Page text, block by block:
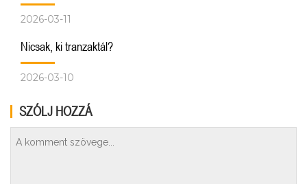
2026-03-11
Nicsak, ki tranzaktál?
2026-03-10
SZÓLJ HOZZÁ